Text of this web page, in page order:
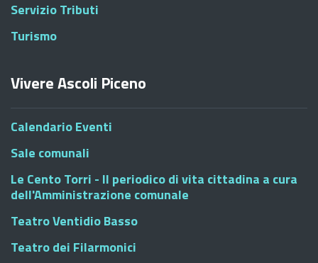
Servizio Tributi
Turismo
Vivere Ascoli Piceno
Calendario Eventi
Sale comunali
Le Cento Torri - Il periodico di vita cittadina a cura
dell'Amministrazione comunale
Teatro Ventidio Basso
Teatro dei Filarmonici